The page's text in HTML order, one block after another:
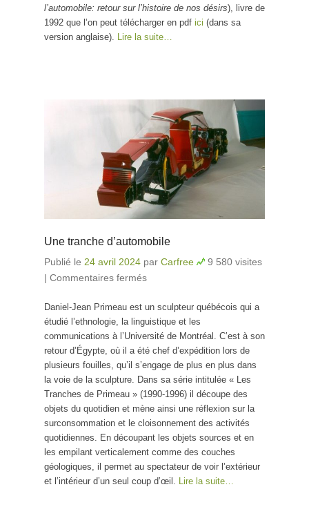
l’automobile: retour sur l’histoire de nos désirs), livre de
1992 que l’on peut télécharger en pdf ici (dans sa
version anglaise). Lire la suite…
Une tranche d’automobile
Publié le 24 avril 2024 par Carfree
9 580 visites
| Commentaires fermés
Daniel-Jean Primeau est un sculpteur québécois qui a
étudié l’ethnologie, la linguistique et les
communications à l’Université de Montréal. C’est à son
retour d’Égypte, où il a été chef d’expédition lors de
plusieurs fouilles, qu’il s’engage de plus en plus dans
la voie de la sculpture. Dans sa série intitulée « Les
Tranches de Primeau » (1990-1996) il découpe des
objets du quotidien et mène ainsi une réflexion sur la
surconsommation et le cloisonnement des activités
quotidiennes. En découpant les objets sources et en
les empilant verticalement comme des couches
géologiques, il permet au spectateur de voir l’extérieur
et l’intérieur d’un seul coup d’œil.
Lire la suite…